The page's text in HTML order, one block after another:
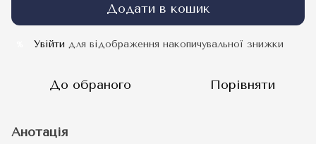
Додати в кошик
Увійти для відображення накопичувальної знижки
До обраного Порівняти
Анотація